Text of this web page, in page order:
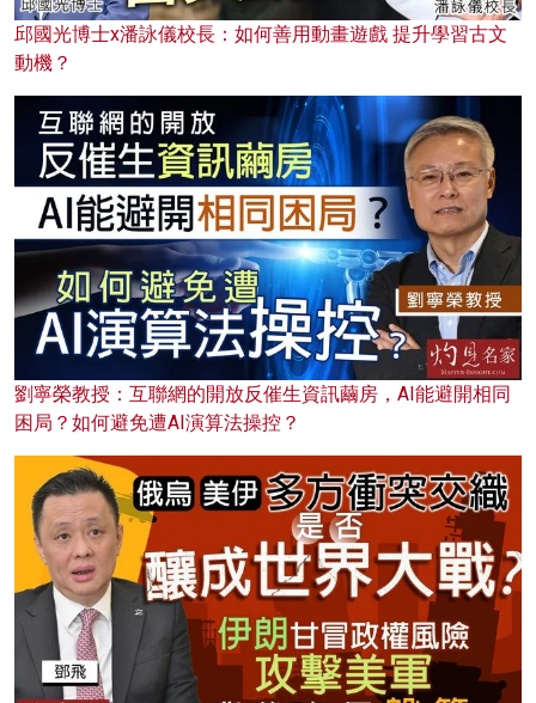
邱國光博士x潘詠儀校長：如何善用動畫遊戲 提升學習古文
動機？
劉寧榮教授：互聯網的開放反催生資訊繭房，AI能避開相同
困局？如何避免遭AI演算法操控？